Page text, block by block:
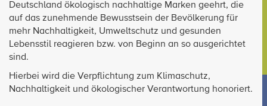
Deutschland ökologisch nachhaltige Marken geehrt, die
auf das zunehmende Bewusstsein der Bevölkerung für
mehr Nachhaltigkeit, Umweltschutz und gesunden
Lebensstil reagieren bzw. von Beginn an so ausgerichtet
sind.
Hierbei wird die Verpflichtung zum Klimaschutz,
Nachhaltigkeit und ökologischer Verantwortung honoriert.